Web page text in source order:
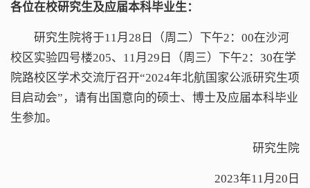
各位在校研究生及应届本科毕业生：
研究生院将于11月28日（周二）下午2：00在沙河
校区实验四号楼205、11月29日（周三）下午2：30在学
院路校区学术交流厅召开“2024年北航国家公派研究生项
目启动会”，请有出国意向的硕士、博士及应届本科毕业
生参加。
研究生院
2023年11月20日